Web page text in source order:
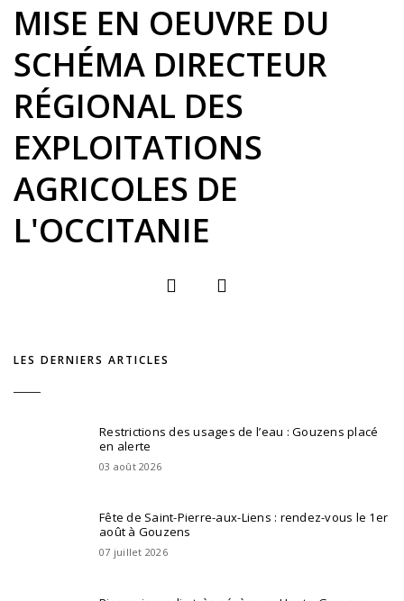
MISE EN OEUVRE DU
SCHÉMA DIRECTEUR
RÉGIONAL DES
EXPLOITATIONS
AGRICOLES DE
L'OCCITANIE
LES DERNIERS ARTICLES
Restrictions des usages de l’eau : Gouzens placé
en alerte
03 août 2026
Fête de Saint-Pierre-aux-Liens : rendez-vous le 1er
août à Gouzens
07 juillet 2026